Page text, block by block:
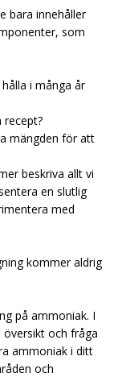
bara innehåller
som
i många år
recept?
mängden för att
beskriva allt vi
en slutlig
med
kommer aldrig
på ammoniak. I
översikt och fråga
ammoniak i ditt
och